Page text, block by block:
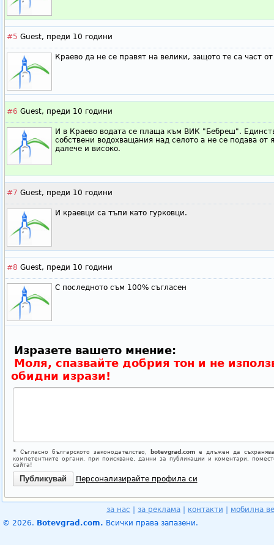
#5 Guest, преди 10 години
Краево да не се правят на велики, защото те са част
#6 Guest, преди 10 години
И в Краево водата се плаща към ВИК "Бебреш".
собствени водохващания над селото а не се подава от
далече и високо.
#7 Guest, преди 10 години
И краевци са тъпи като гурковци.
#8 Guest, преди 10 години
С последното съм 100% съгласен
Изразете вашето мнение:
Моля, спазвайте добрия тон и не
обидни изрази!
*Съгласно българското законодателство, botevgrad.comе длъжен да
компетентните органи, при поискване, данни за публикации и коментари,
сайта!
Персонализирайте профила си
за нас за реклама контакти
мобилна
© 2026. Botevgrad.com. Всички права запазени.